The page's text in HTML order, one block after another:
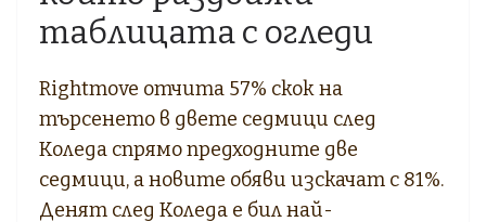
таблицата с огледи
Rightmove отчита 57% скок на
търсенето в двете седмици след
Коледа спрямо предходните две
седмици, а новите обяви изскачат с 81%.
Денят след Коледа е бил най-